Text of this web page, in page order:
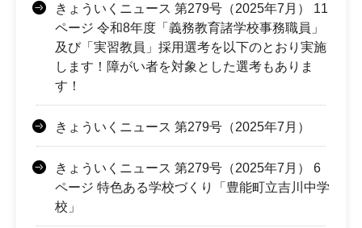
きょういくニュース 第279号（2025年7月） 11
ページ 令和8年度「義務教育諸学校事務職員」
及び「実習教員」採用選考を以下のとおり実施
します！障がい者を対象とした選考もありま
す！
きょういくニュース 第279号（2025年7月）
きょういくニュース 第279号（2025年7月） 6
ページ 特色ある学校づくり「豊能町立吉川中学
校」